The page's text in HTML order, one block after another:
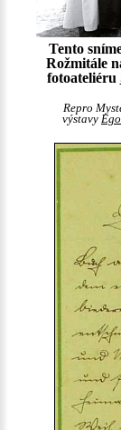
Tento
Rožmitále
fotoateliéru
Repro
výstavy